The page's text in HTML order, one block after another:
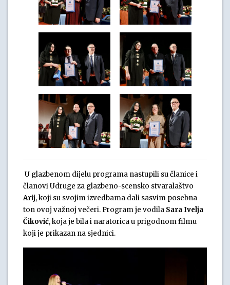
U glazbenom dijelu programa nastupili su članice i
članovi Udruge za glazbeno-scensko stvaralaštvo
Arij, koji su svojim izvedbama dali sasvim posebna
ton ovoj važnoj večeri. Program je vodila Sara Ivelja
Čiković, koja je bila i naratorica u prigodnom filmu
koji je prikazan na sjednici.